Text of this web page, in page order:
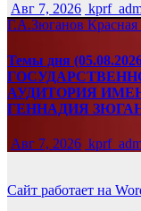
Авг 7, 2026
Г.А.Зюганов
Темы дня
АУДИТОРИЯ
ГЕННАДИЯ
Авг 7, 2026
Сайт работает на